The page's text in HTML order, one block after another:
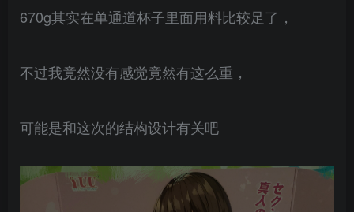
670g其实在单通道杯子里面用料比较足了，
不过我竟然没有感觉竟然有这么重，
可能是和这次的结构设计有关吧